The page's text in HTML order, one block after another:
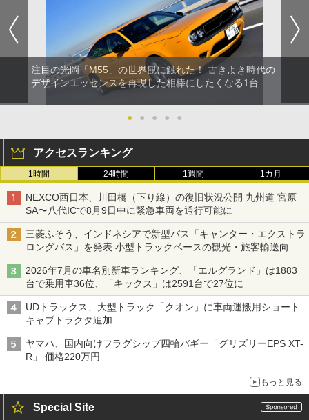
注目の光岡「M55」の世界観に触れた！ 古きよき時代の
デザインエッセンスを再現した相棒にしたくなる1台
● ● ● ● ●
アクセスランキング
1時間 24時間 1週間 1カ月
NEXCO西日本、川田橋（下り線）の復旧状況公開 九州道 宮原
SA〜八代ICで8月9日中に緊急車両を通行可能に
三菱ふそう、インドネシアで新型バス「キャンター・エクストラ
ロングバス」を発表 小型トラックベースの観光・旅客輸送向け
バス
2026年7月の車名別新車ランキング、「エルグランド」は1883
台で乗用車36位、「キックス」は2591台で27位に
UDトラックス、大型トラック「クオン」に車両運搬用ショート
キャブトラクタ追加
ヤマハ、国内向けフラグシップ四輪バギー「グリズリーEPS XT-
R」 価格220万円
もっと見る
Special Site